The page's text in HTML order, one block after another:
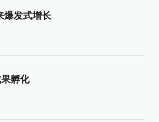
爆发式增长
孵化